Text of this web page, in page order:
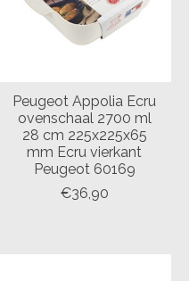
Peugeot Appolia Ecru
ovenschaal 2700 ml
28 cm 225x225x65
mm Ecru vierkant
Peugeot 60169
€36,90